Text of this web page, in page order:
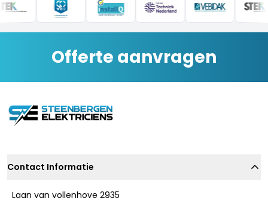
Offerte aanvragen
Contact Informatie
Laan van vollenhove 2935